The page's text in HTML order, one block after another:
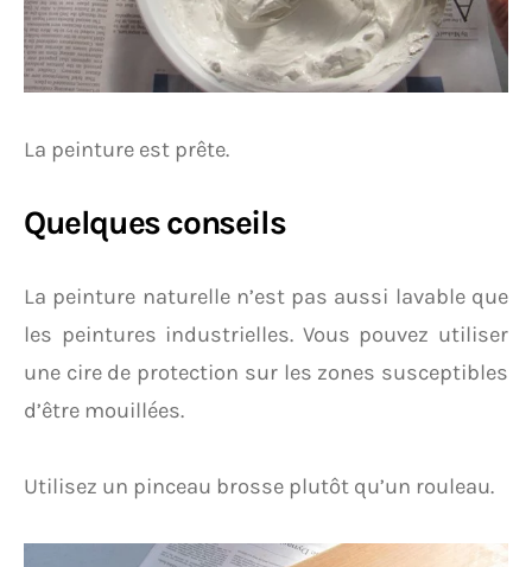
La peinture est prête.
Quelques conseils
La peinture naturelle n’est pas aussi lavable que
les peintures industrielles. Vous pouvez utiliser
une cire de protection sur les zones susceptibles
d’être mouillées.
Utilisez un pinceau brosse plutôt qu’un rouleau.